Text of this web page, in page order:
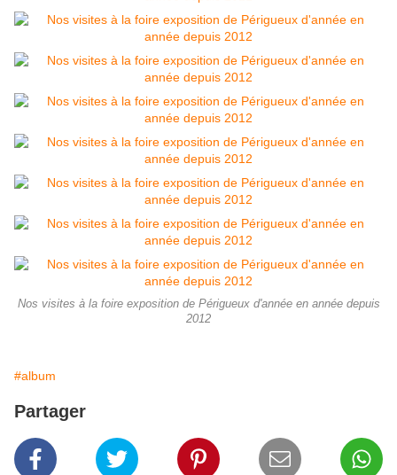
Nos visites à la foire exposition de Périgueux d'année en année depuis
2012
#album
Partager